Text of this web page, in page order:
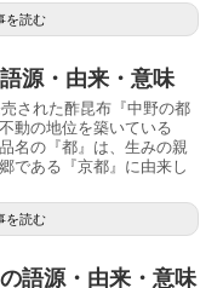
を読む
源・由来・意味
された酢昆布『中野の都
動の地位を築いている
名の『都』は、生みの親
である『京都』に由来し
を読む
語源・由来・意味